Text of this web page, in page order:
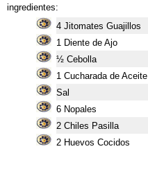
ingredientes:
4 Jitomates Guajillos
1 Diente de Ajo
½ Cebolla
1 Cucharada de Aceite
Sal
6 Nopales
2 Chiles Pasilla
2 Huevos Cocidos